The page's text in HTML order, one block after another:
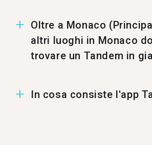
uno scambio linguistico in
Oltre a Monaco
altri luoghi in Monaco
trovare un Tandem in
%%randomCity%%.
In cosa consiste l'app